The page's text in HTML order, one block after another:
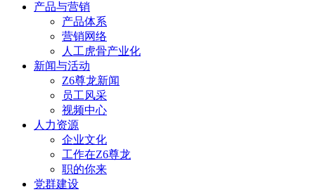
产品与营销
产品体系
营销网络
人工虎骨产业化
新闻与活动
Z6尊龙新闻
员工风采
视频中心
人力资源
企业文化
工作在Z6尊龙
职的你来
党群建设